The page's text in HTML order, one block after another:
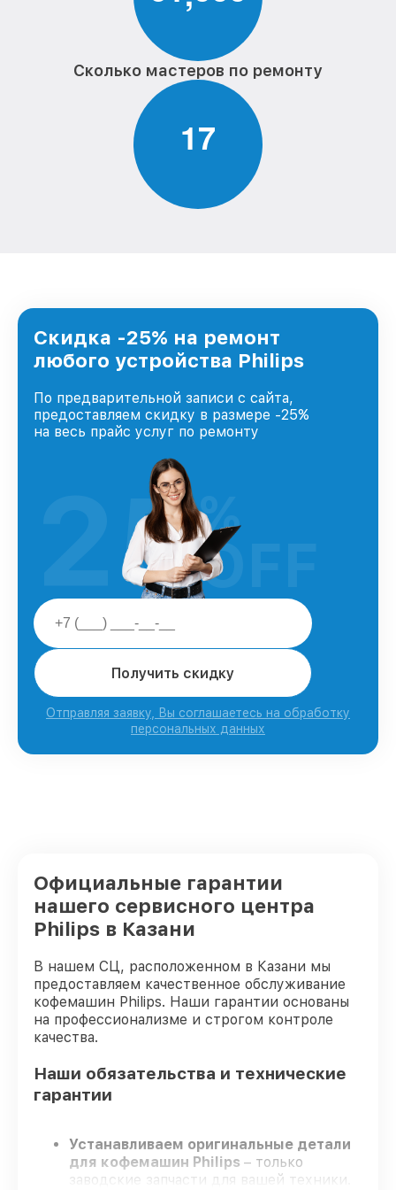
Сколько мастеров по ремонту
17
Скидка -25% на ремонт
любого устройства Philips
По предварительной записи с сайта,
предоставляем скидку в размере -25%
на весь прайс услуг по ремонту
Получить скидку
Отправляя заявку, Вы соглашаетесь на обработку
персональных данных
25%
OFF
Официальные гарантии
нашего сервисного центра
Philips в Казани
В нашем СЦ, расположенном в Казани мы
предоставляем качественное обслуживание
кофемашин Philips. Наши гарантии основаны
на профессионализме и строгом контроле
качества.
Наши обязательства и технические
гарантии
Устанавливаем оригинальные детали
для кофемашин Philips – только
заводские запчасти для вашей техники.